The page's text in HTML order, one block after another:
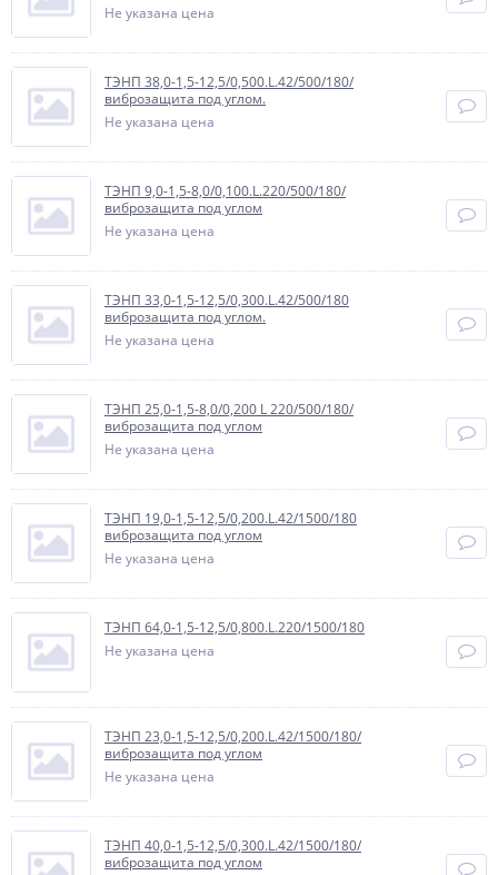
Не указана цена
ТЭНП 38,0-1,5-12,5/0,500.L.42/500/180/
виброзащита под углом.
Не указана цена
ТЭНП 9,0-1,5-8,0/0,100.L.220/500/180/
виброзащита под углом
Не указана цена
ТЭНП 33,0-1,5-12,5/0,300.L.42/500/180
виброзащита под углом.
Не указана цена
ТЭНП 25,0-1,5-8,0/0,200 L 220/500/180/
виброзащита под углом
Не указана цена
ТЭНП 19,0-1,5-12,5/0,200.L.42/1500/180
виброзащита под углом
Не указана цена
ТЭНП 64,0-1,5-12,5/0,800.L.220/1500/180
Не указана цена
ТЭНП 23,0-1,5-12,5/0,200.L.42/1500/180/
виброзащита под углом
Не указана цена
ТЭНП 40,0-1,5-12,5/0,300.L.42/1500/180/
виброзащита под углом